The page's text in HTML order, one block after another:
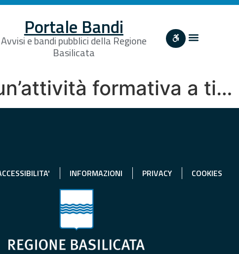
Portale Bandi
Avvisi e bandi pubblici della Regione
Basilicata
formativa a ti…
INFORMAZIONI PRIVACY COOKIES